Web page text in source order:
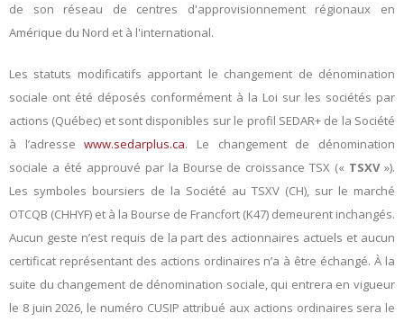
de son réseau de centres d'approvisionnement régionaux en
Amérique du Nord et à l'international.
Les statuts modificatifs apportant le changement de dénomination
sociale ont été déposés conformément à la Loi sur les sociétés par
actions (Québec) et sont disponibles sur le profil SEDAR+ de la Société
à l’adressewww.sedarplus.ca. Le changement de dénomination
sociale a été approuvé par la Bourse de croissance TSX (« TSXV»).
Les symboles boursiers de la Société au TSXV (CH), sur le marché
OTCQB (CHHYF) et à la Bourse de Francfort (K47) demeurent inchangés.
Aucun geste n’est requis de la part des actionnaires actuels et aucun
certificat représentant des actions ordinaires n’a à être échangé. À la
suite du changement de dénomination sociale, qui entrera en vigueur
le 8 juin 2026, le numéro CUSIP attribué aux actions ordinaires sera le